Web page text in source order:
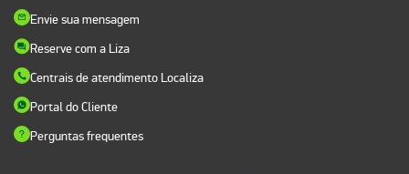
Envie sua mensagem
Reserve com a Liza
Centrais de atendimento Localiza
Portal do Cliente
Perguntas frequentes